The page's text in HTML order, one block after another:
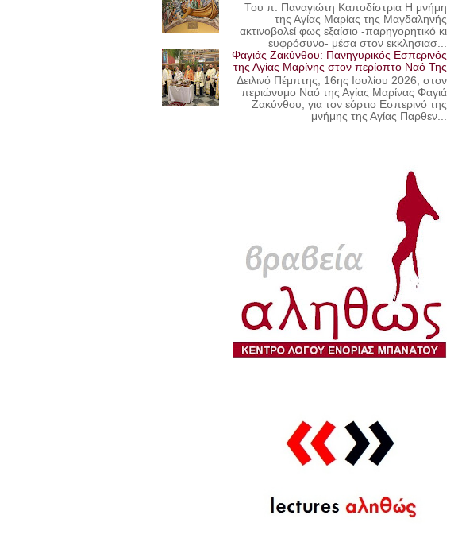
Του π. Παναγιώτη Καποδίστρια Η μνήμη
της Αγίας Μαρίας της Μαγδαληνής
ακτινοβολεί φως εξαίσιο -παρηγορητικό κι
ευφρόσυνο- μέσα στον εκκλησιασ...
Φαγιάς Ζακύνθου: Πανηγυρικός Εσπερινός
της Αγίας Μαρίνης στον περίοπτο Ναό Της
Δειλινό Πέμπτης, 16ης Ιουλίου 2026, στον
περιώνυμο Ναό της Αγίας Μαρίνας Φαγιά
Ζακύνθου, για τον εόρτιο Εσπερινό της
μνήμης της Αγίας Παρθεν...